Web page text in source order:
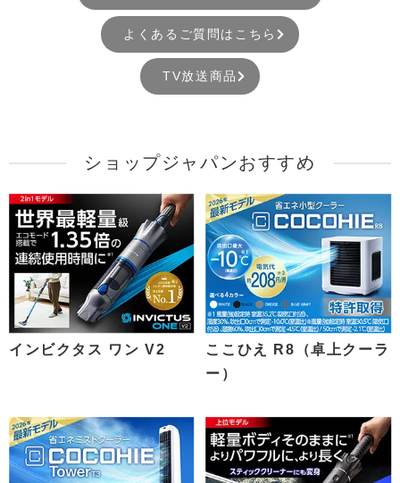
よくあるご質問はこちら
TV放送商品
ショップジャパンおすすめ
インビクタス ワン V2
ここひえ R8（卓上クーラ
ー）